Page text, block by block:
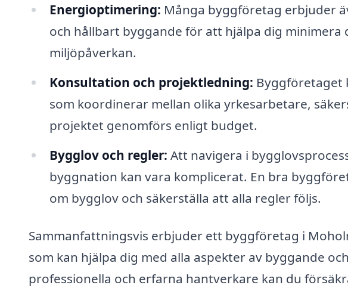
Energioptimering: Många byggföretag erbjuder
och hållbart byggande för att hjälpa dig minimera
miljöpåverkan.
Konsultation och projektledning: Byggföretaget
som koordinerar mellan olika yrkesarbetare,
projektet genomförs enligt budget.
Bygglov och regler: Att navigera i
byggnation kan vara komplicerat. En bra
om bygglov och säkerställa att alla regler följs.
Sammanfattningsvis erbjuder ett byggföretag i
som kan hjälpa dig med alla aspekter av byggande
professionella och erfarna hantverkare kan du